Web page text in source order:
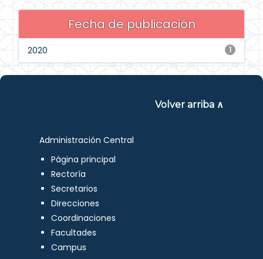
Fecha de publicación
1
2020
Volver arriba ∧
Administración Central
Página principal
Rectoría
Secretarios
Direcciones
Coordinaciones
Facultades
Campus